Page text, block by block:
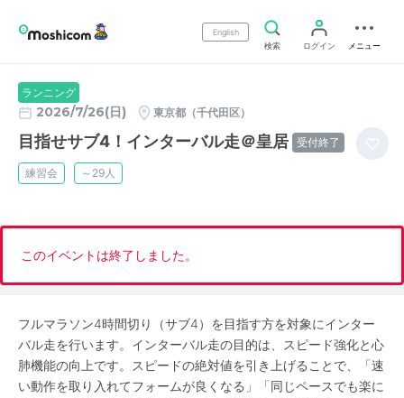
English
検索
ログイン メニュー
ランニング
2026/7/26(日) 東京都（千代田区）
目指せサブ4！インターバル走＠皇居 受付終了
練習会 ～29人
このイベントは終了しました。
フルマラソン4時間切り（サブ4）を目指す方を対象にインター
バル走を行います。インターバル走の目的は、スピード強化と心
肺機能の向上です。スピードの絶対値を引き上げることで、「速
い動作を取り入れてフォームが良くなる」「同じペースでも楽に